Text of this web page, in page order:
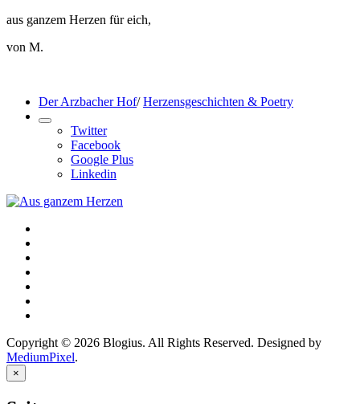
aus ganzem Herzen für eich,
von M.
Der Arzbacher Hof/Herzensgeschichten & Poetry
Twitter
Facebook
Google Plus
Linkedin
Copyright © 2026 Blogius. All Rights Reserved. Designed by
MediumPixel.
×